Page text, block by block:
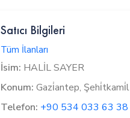
Satıcı Bilgileri
Tüm İlanları
İsim: HALİL SAYER
Konum: Gazi̇antep, Şehi̇tkami̇l
Telefon: +90 534 033 63 38